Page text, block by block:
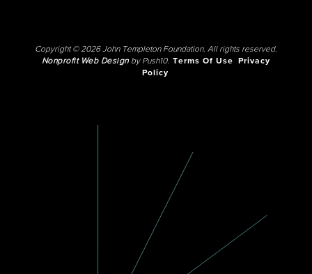
Copyright © 2026 John Templeton Foundation. All rights reserved.
Nonprofit Web Designby Push10. Terms Of Use
Privacy
Policy